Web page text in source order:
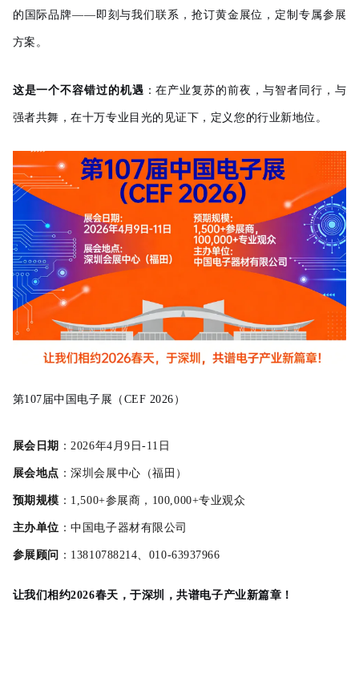
的国际品牌——即刻与我们联系，抢订黄金展位，定制专属参展
方案。
这是一个不容错过的机遇 ：在产业复苏的前夜，与智者同行，与
强者共舞，在十万专业目光的见证下，定义您的行业新地位。
第107届中国电子展（CEF 2026）
展会日期 ：2026年4月9日-11日
展会地点 ：深圳会展中心（福田）
预期规模 ：1,500+参展商，100,000+专业观众
主办单位 ：中国电子器材有限公司
参展顾问 ：13810788214、010-63937966
让我们相约2026春天，于深圳，共谱电子产业新篇章！